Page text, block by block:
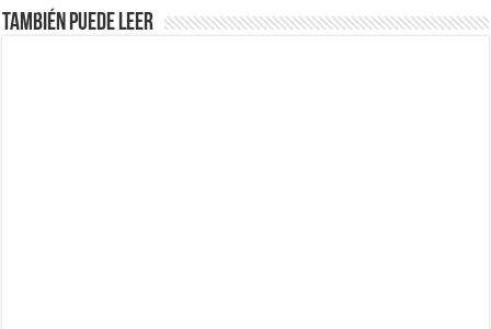
También puede leer